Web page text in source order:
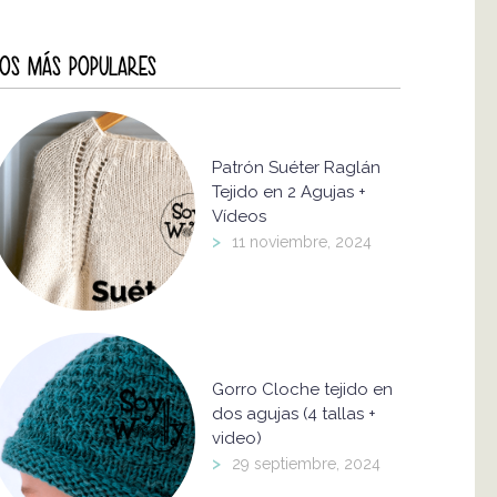
MÁS POPULARES
Patrón Suéter Raglán
Tejido en 2 Agujas +
Vídeos
> 11 noviembre, 2024
Gorro Cloche tejido en
dos agujas (4 tallas +
video)
> 29 septiembre, 2024